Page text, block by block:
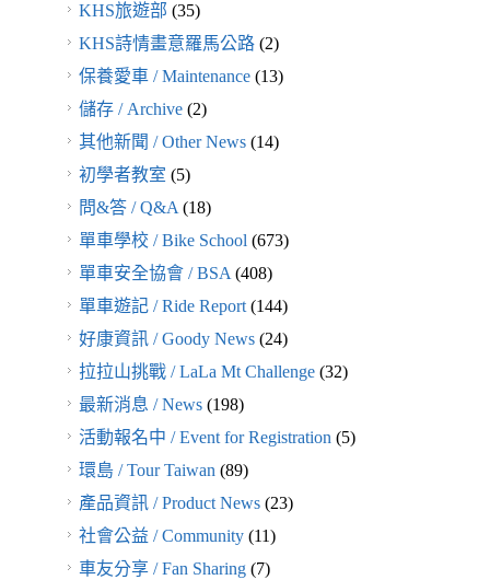
KHS旅遊部 (35)
KHS詩情畫意羅馬公路(2)
保養愛車 / Maintenance(13)
儲存 / Archive(2)
其他新聞 / Other News(14)
初學者教室 (5)
問&答 / Q&A(18)
單車學校 / Bike School(673)
單車安全協會 / BSA(408)
單車遊記 / Ride Report(144)
好康資訊 / Goody News(24)
拉拉山挑戰 / LaLa Mt Challenge(32)
最新消息 / News(198)
活動報名中 / Event for Registration(5)
環島 / Tour Taiwan(89)
產品資訊 / Product News(23)
社會公益 / Community(11)
車友分享 / Fan Sharing(7)